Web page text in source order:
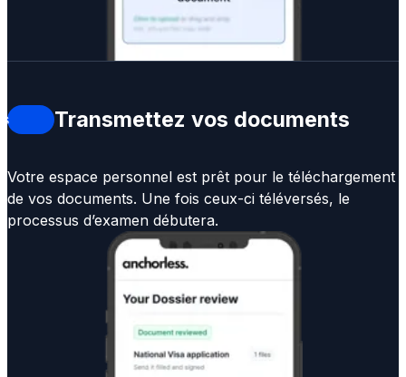
Transmettez vos documents
Votre espace personnel est prêt pour le téléchargement
de vos documents. Une fois ceux-ci téléversés, le
processus d’examen débutera.